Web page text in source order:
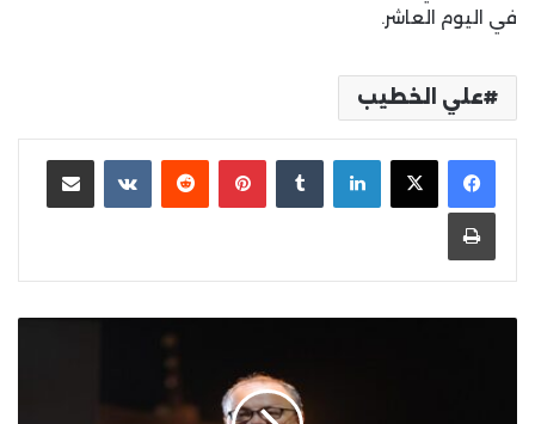
في اليوم العاشر.
علي الخطيب
لينكدإن بينتيريست مشاركة عبر البريد
طباعة